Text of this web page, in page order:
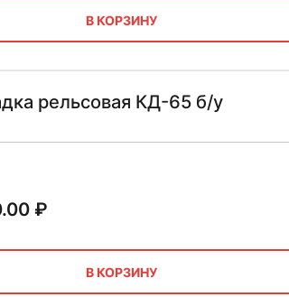
В КОРЗИНУ
рельсовая КД-65 б/у
₽
В КОРЗИНУ